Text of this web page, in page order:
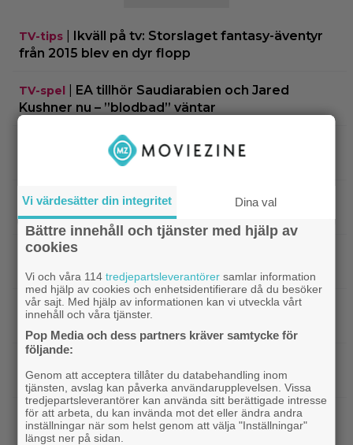
TV-tips
Ikväll på tv: Storslaget fantasy-äventyr
från 2015 blev en dyr flopp
TV-spel
EA tillhör Saudiarabien och Jared
Kushner nu – ”blodbad” väntar
Biopremiär för Jackie Chans nya
actionrökare – och snart filmas uppföljaren
Skräck|Filmpostern var för läskig – Warner Bros
får skäll
TV-spel|Experter väljer ut tidernas 100 bästa tv-
spel: ”The Last of Us” på plats 2
Skräck|Nästa ”Insidious” får svensk biopremiär
om bara 2 veckor
över som 2026 års största biofilm
Disney Plus|18 år senare släpps ”Arkiv X”-filmen
på nytt – se trailern
Vi värdesätter din integritet Dina val
Bättre innehåll och tjänster med hjälp av
cookies
Vi och våra 114tredjepartsleverantörer samlar information
med hjälp av cookies och enhetsidentifierare då du besöker
vår sajt. Med hjälp av informationen kan vi utveckla vårt
innehåll och våra tjänster.
Pop Media och dess partners kräver samtycke för
följande:
Genom att acceptera tillåter du databehandling inom
tjänsten, avslag kan påverka användarupplevelsen. Vissa
tredjepartsleverantörer kan använda sitt berättigade intresse
för att arbeta, du kan invända mot det eller ändra andra
inställningar när som helst genom att välja "Inställningar"
längst ner på sidan.